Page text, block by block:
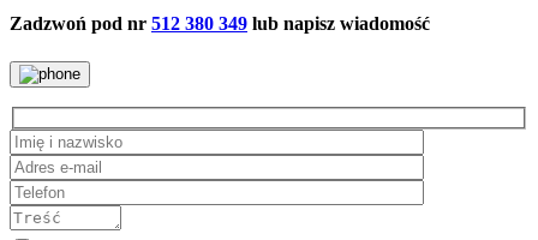
Zadzwoń pod nr 512 380 349 lub napisz wiadomość